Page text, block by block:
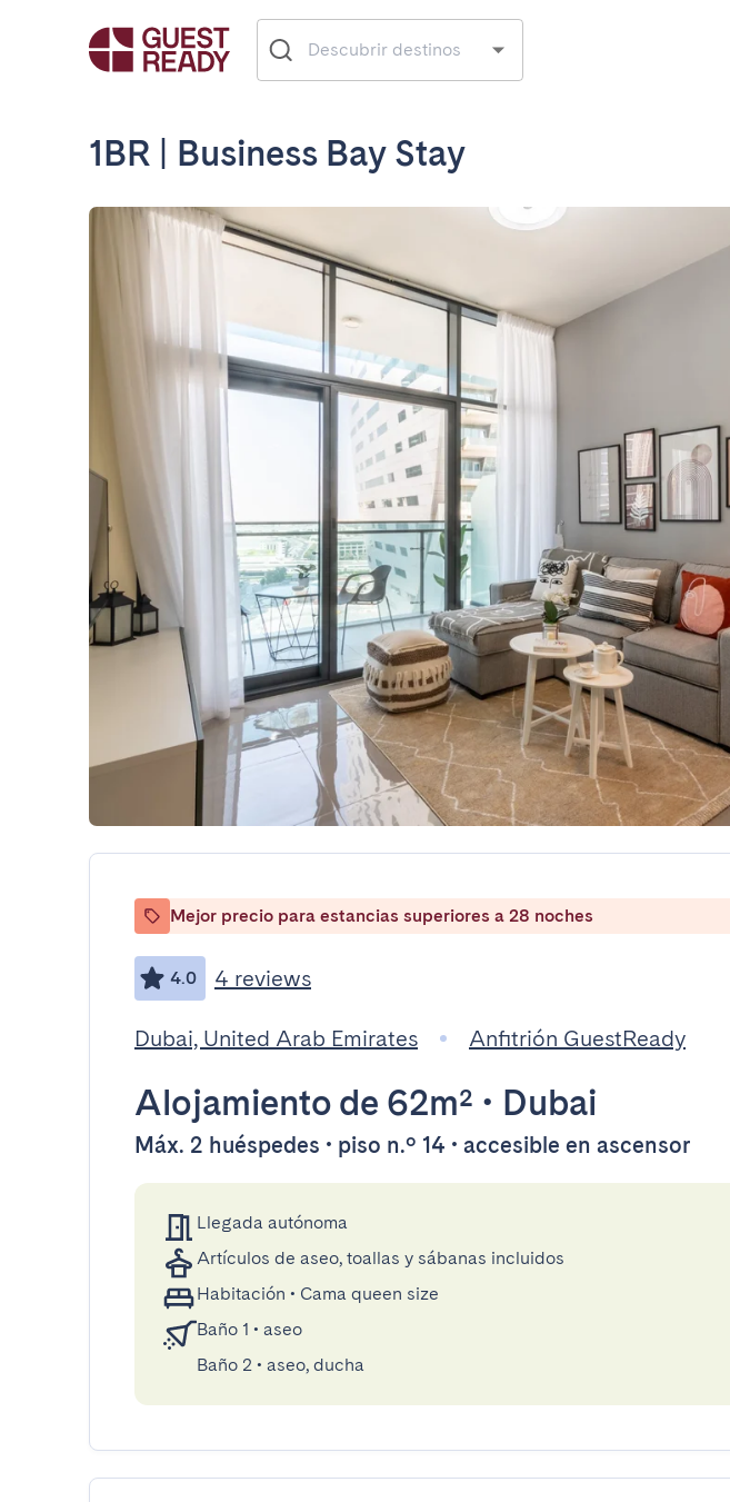
1BR | Business Bay Stay
Mejor precio para estancias superiores a 28 noches
4.0 4 reviews
Dubai, United Arab Emirates Anfitrión GuestReady
Alojamiento de 62m² • Dubai
Máx. 2 huéspedes • piso n.º 14 • accesible en ascensor
Llegada autónoma
Artículos de aseo, toallas y sábanas incluidos
Habitación • Cama queen size
Baño 1 • aseo
Baño 2 • aseo, ducha